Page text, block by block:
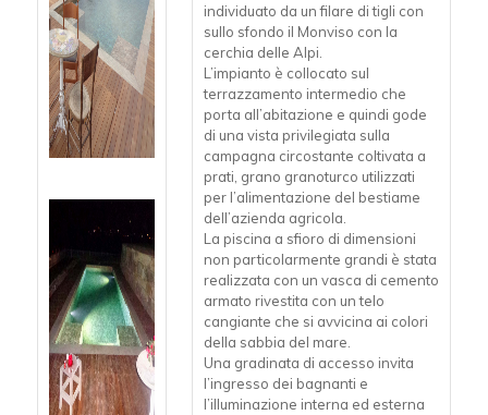
individuato da un filare di tigli con
sullo sfondo il Monviso con la
cerchia delle Alpi.
L’impianto è collocato sul
terrazzamento intermedio che
porta all’abitazione e quindi gode
di una vista privilegiata sulla
campagna circostante coltivata a
prati, grano granoturco utilizzati
per l’alimentazione del bestiame
dell’azienda agricola.
La piscina a sfioro di dimensioni
non particolarmente grandi è stata
realizzata con un vasca di cemento
armato rivestita con un telo
cangiante che si avvicina ai colori
della sabbia del mare.
Una gradinata di accesso invita
l’ingresso dei bagnanti e
l’illuminazione interna ed esterna